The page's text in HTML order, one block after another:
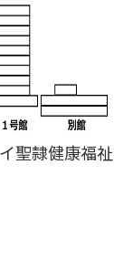
聖隷健康福